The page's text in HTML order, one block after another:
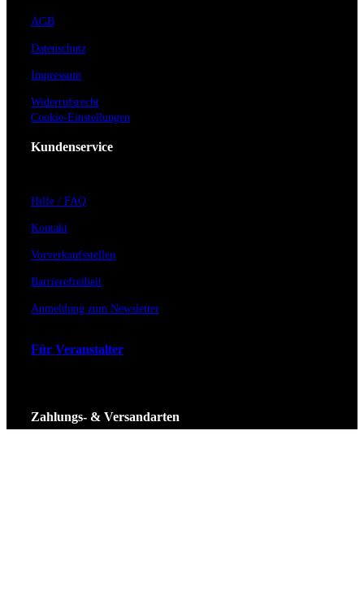
AGB
Datenschutz
Impressum
Widerrufsrecht
Cookie-Einstellungen
Kundenservice
Hilfe / FAQ
Kontakt
Vorverkaufsstellen
Barrierefreiheit
Anmeldung zum Newsletter
Für Veranstalter
Zahlungs- & Versandarten